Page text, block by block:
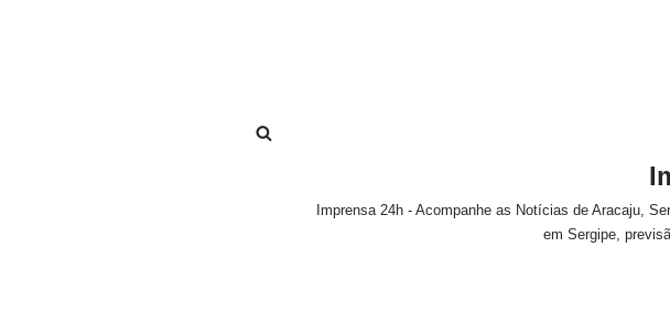
Imprensa 24h - Acompanhe as Notícias de Aracaju,
em Sergipe,